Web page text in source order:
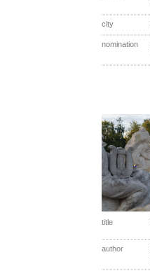
city
nomination
title
author